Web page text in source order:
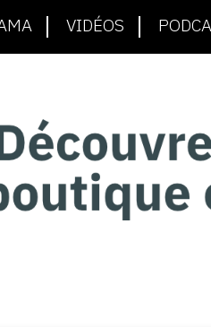
VIDÉOS